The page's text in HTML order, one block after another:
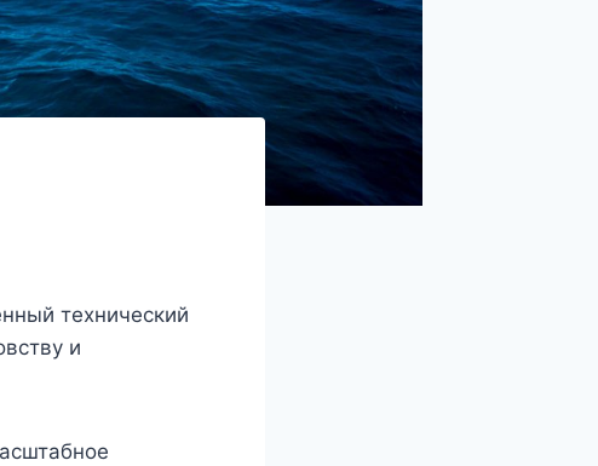
технический
и